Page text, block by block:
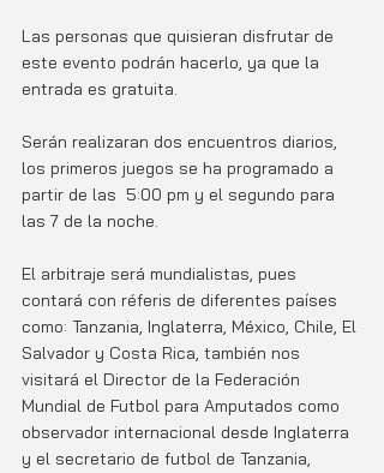
Las personas que quisieran disfrutar de
este evento podrán hacerlo, ya que la
entrada es gratuita.
Serán realizaran dos encuentros diarios,
los primeros juegos se ha programado a
partir de las  5:00 pm y el segundo para
las 7 de la noche.
El arbitraje será mundialistas, pues
contará con réferis de diferentes países
como: Tanzania, Inglaterra, México, Chile, El
Salvador y Costa Rica, también nos
visitará el Director de la Federación
Mundial de Futbol para Amputados como
observador internacional desde Inglaterra
y el secretario de futbol de Tanzania,